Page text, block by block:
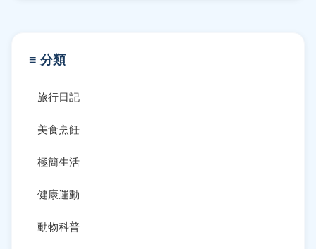
≡ 分類
旅行日記
美食烹飪
極簡生活
健康運動
動物科普